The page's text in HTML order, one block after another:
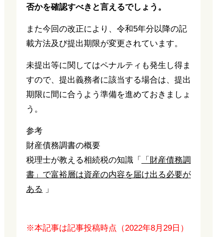
否かを確認すべきと言えるでしょう。
また今回の改正により、令和5年分以降の記
載方法及び提出期限が変更されています。
未提出等に関してはペナルティも発生し得ま
すので、提出義務者に該当する場合は、提出
期限に間に合うよう準備を進めておきましょ
う。
参考
財産債務調書の概要
税理士が教える相続税の知識「
「財産債務調
書」で富裕層は資産の内容を届け出る必要が
ある
」
※本記事は記事投稿時点（2022年8月29日）